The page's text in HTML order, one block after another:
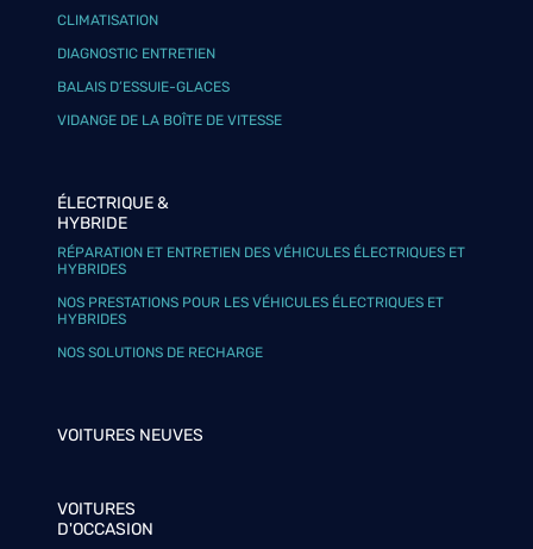
CLIMATISATION
DIAGNOSTIC ENTRETIEN
BALAIS D’ESSUIE-GLACES
VIDANGE DE LA BOÎTE DE VITESSE
ÉLECTRIQUE &
HYBRIDE
RÉPARATION ET ENTRETIEN DES VÉHICULES ÉLECTRIQUES ET
HYBRIDES
NOS PRESTATIONS POUR LES VÉHICULES ÉLECTRIQUES ET
HYBRIDES
NOS SOLUTIONS DE RECHARGE
VOITURES NEUVES
VOITURES
D'OCCASION